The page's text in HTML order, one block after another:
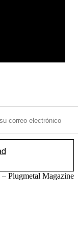
Plugmetal Magazine